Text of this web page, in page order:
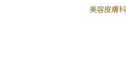
美容皮膚